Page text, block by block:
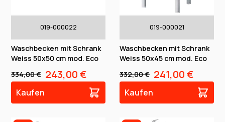
019-000022
Waschbecken mit Schrank
Weiss 50x50 cm mod. Eco
334,00 € 243,00 €
Kaufen
019-000021
Waschbecken mit Schrank
Weiss 50x45 cm mod. Eco
332,00 € 241,00 €
Kaufen